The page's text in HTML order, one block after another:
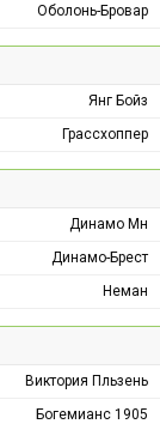
Оболонь-Бровар
Янг Бойз
Грассхоппер
Динамо Мн
Динамо-Брест
Неман
Виктория Пльзень
Богемианс 1905